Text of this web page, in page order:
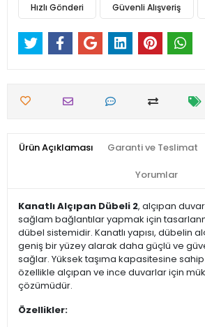
Hızlı Gönderi Güvenli Alışveriş
Ürün Açıklaması Garanti ve Teslimat
Yorumlar
Kanatlı Alçıpan Dübeli 2, alçıpan
sağlam bağlantılar yapmak için
dübel sistemidir. Kanatlı yapısı, dübelin
geniş bir yüzey alarak daha güçlü ve
sağlar. Yüksek taşıma kapasitesine
özellikle alçıpan ve ince duvarlar için
çözümüdür.
Özellikler: